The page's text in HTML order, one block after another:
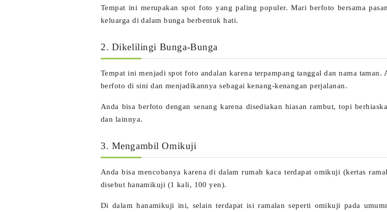
Tempat ini merupakan spot foto yang paling populer. Mari berfoto bersama
keluarga di dalam bunga berbentuk hati.
2. Dikelilingi Bunga-Bunga
Tempat ini menjadi spot foto andalan karena terpampang tanggal dan nama taman.
berfoto di sini dan menjadikannya sebagai kenang-kenangan perjalanan.
Anda bisa berfoto dengan senang karena disediakan hiasan rambut, topi
dan lainnya.
3. Mengambil Omikuji
Anda bisa mencobanya karena di dalam rumah kaca terdapat omikuji (kertas
disebut hanamikuji (1 kali, 100 yen).
Di dalam hanamikuji ini, selain terdapat isi ramalan seperti omikuji pada